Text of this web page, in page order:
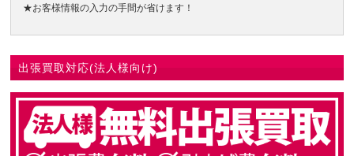
★お客様情報の入力の手間が省けます！
出張買取対応(法人様向け)